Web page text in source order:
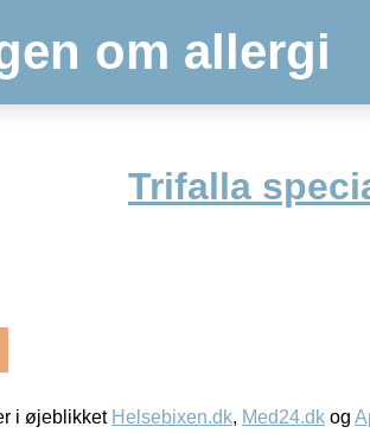
om allergi
Trifalla
i øjeblikket Helsebixen.dk, Med24.dk og